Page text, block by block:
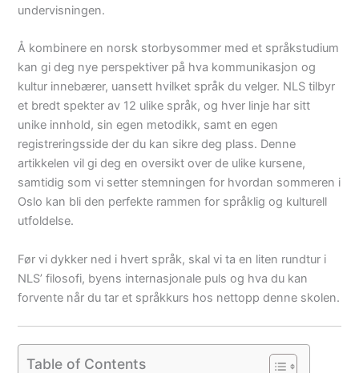
undervisningen.
Å kombinere en norsk storbysommer med et språkstudium
kan gi deg nye perspektiver på hva kommunikasjon og
kultur innebærer, uansett hvilket språk du velger. NLS tilbyr
et bredt spekter av 12 ulike språk, og hver linje har sitt
unike innhold, sin egen metodikk, samt en egen
registreringsside der du kan sikre deg plass. Denne
artikkelen vil gi deg en oversikt over de ulike kursene,
samtidig som vi setter stemningen for hvordan sommeren i
Oslo kan bli den perfekte rammen for språklig og kulturell
utfoldelse.
Før vi dykker ned i hvert språk, skal vi ta en liten rundtur i
NLS’ filosofi, byens internasjonale puls og hva du kan
forvente når du tar et språkkurs hos nettopp denne skolen.
Table of Contents